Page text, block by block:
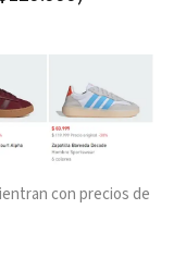
con precios de